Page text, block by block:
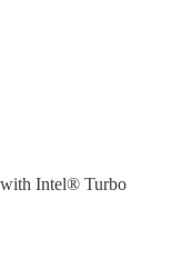
Intel® Turbo